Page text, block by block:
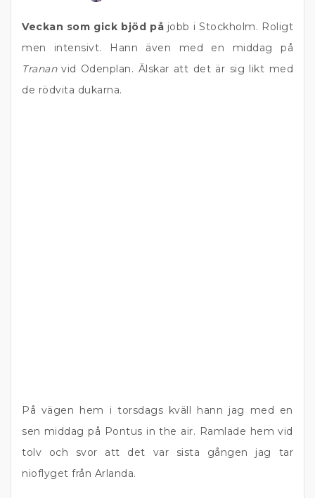
Veckan som gick bjöd på jobb i Stockholm. Roligt
men intensivt. Hann även med en middag på
Trananvid Odenplan. Älskar att det är sig likt med
de rödvita dukarna.
På vägen hem i torsdags kväll hann jag med en
sen middag på Pontus in the air. Ramlade hem vid
tolv och svor att det var sista gången jag tar
nioflyget från Arlanda.